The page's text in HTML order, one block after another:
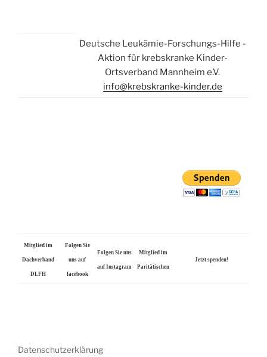
Deutsche Leukämie-Forschungs-Hilfe -
Aktion für krebskranke Kinder-
Ortsverband Mannheim e.V.
info@krebskranke-kinder.de
Mitglied im
Dachverband
DLFH
Folgen Sie
uns auf
facebook
Folgen Sie uns
auf Instagram
Mitglied im
Paritätischen
Jetzt spenden!
Datenschutzerklärung